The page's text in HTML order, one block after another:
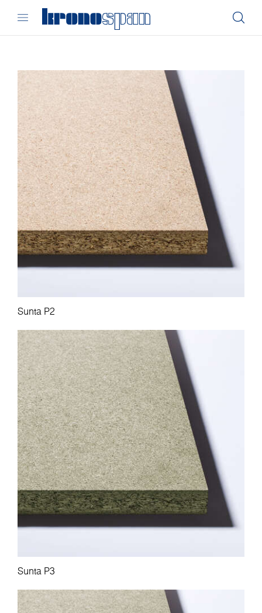
Sunta P2
Sunta P3